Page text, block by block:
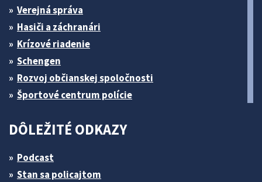
Verejná správa
Hasiči a záchranári
Krízové riadenie
Schengen
Rozvoj občianskej spoločnosti
Športové centrum polície
DÔLEŽITÉ ODKAZY
Podcast
Stan sa policajtom